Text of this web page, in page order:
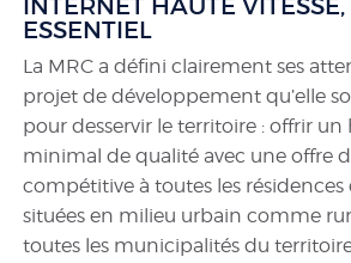
INTERNET HAUTE
ESSENTIEL
La MRC a défini clairement ses
projet de développement qu’elle
pour desservir le territoire : offrir
minimal de qualité avec une offre
compétitive à toutes les résidences
situées en milieu urbain comme
toutes les municipalités du